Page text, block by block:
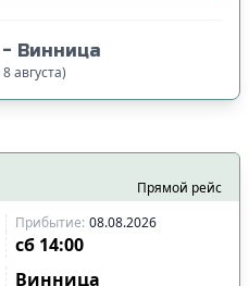
- Винница
8 августа)
Прямой рейс
Прибытие: 08.08.2026
сб 14:00
Винница